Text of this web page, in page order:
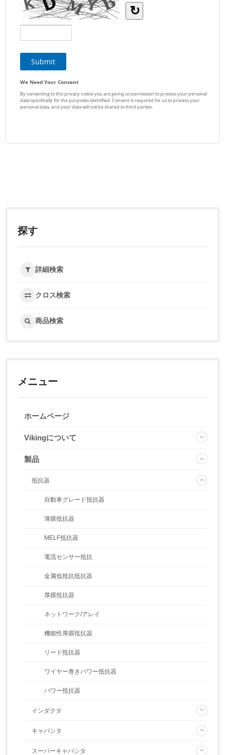
探す
詳細検索
クロス検索
商品検索
メニュー
ホームページ
Vikingについて
製品
抵抗器
自動車グレード抵抗器
薄膜抵抗器
MELF抵抗器
電流センサー抵抗
金属低抵抗抵抗器
厚膜抵抗器
ネットワーク/アレイ
機能性厚膜抵抗器
リード抵抗器
ワイヤー巻きパワー抵抗器
パワー抵抗器
インダクタ
キャパシタ
スーパーキャパシタ